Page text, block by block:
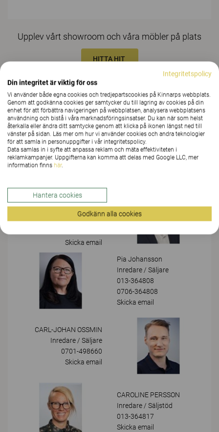
Upplev vårt showroom och våra möbler på plats
HITTA HIT
Våra medarbetare
PETER OSSMIN
VD
013-364812
0706-364812
STEFAN ARRELÖV
Platschef / Inredare /
Säljare
013-364806
Skicka email
Pia Johansson
Inredare / Säljare
013-364808
0706-364808
Skicka email
CARL-JOHAN OSSMIN
Inredare / Säljare
0701-498660
Skicka email
CAROLINE PERSSON
Inredare / Säljstöd
013-364817
Skicka email
Integritetspolicy
Din integritet är viktig för oss
Vi använder både egna cookies och tredjepartscookies på Kinnarps webbplats.
Genom att godkänna cookies ger samtycker du till lagring av cookies på din
enhet för att förbättra navigeringen på webbplatsen, analysera webbplatsens
användning och bistå i våra marknadsföringsinsatser. Du kan när som helst
återkalla eller ändra ditt samtycke genom att klicka på ikonen längst ned till
vänster på sidan. Läs mer om hur vi använder cookies och andra teknologier
för att samla in personuppgifter i vår integritetspolicy.
Data samlas in i syfte att anpassa reklam och mäta effektiviteten i
reklamkampanjer. Uppgifterna kan komma att delas med Google LLC, mer
information finns här.
Hantera cookies
Godkänn alla cookies